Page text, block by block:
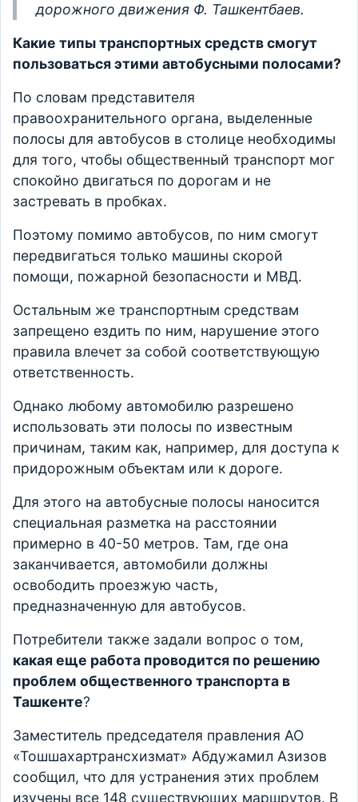
дорожного движения Ф. Ташкентбаев.
Какие типы транспортных средств смогут
пользоваться этими автобусными полосами?
По словам представителя
правоохранительного органа, выделенные
полосы для автобусов в столице необходимы
для того, чтобы общественный транспорт мог
спокойно двигаться по дорогам и не
застревать в пробках.
Поэтому помимо автобусов, по ним смогут
передвигаться только машины скорой
помощи, пожарной безопасности и МВД.
Остальным же транспортным средствам
запрещено ездить по ним, нарушение этого
правила влечет за собой соответствующую
ответственность.
Однако любому автомобилю разрешено
использовать эти полосы по известным
причинам, таким как, например, для доступа к
придорожным объектам или к дороге.
Для этого на автобусные полосы наносится
специальная разметка на расстоянии
примерно в 40-50 метров. Там, где она
заканчивается, автомобили должны
освободить проезжую часть,
предназначенную для автобусов.
Потребители также задали вопрос о том,
какая еще работа проводится по решению
проблем общественного транспорта в
Ташкенте?
Заместитель председателя правления АО
«Тошшахартрансхизмат» Абдужамил Азизов
сообщил, что для устранения этих проблем
изучены все 148 существующих маршрутов. В